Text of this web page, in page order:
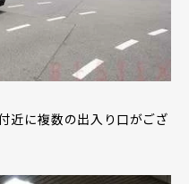
近に複数の出入り口がござ